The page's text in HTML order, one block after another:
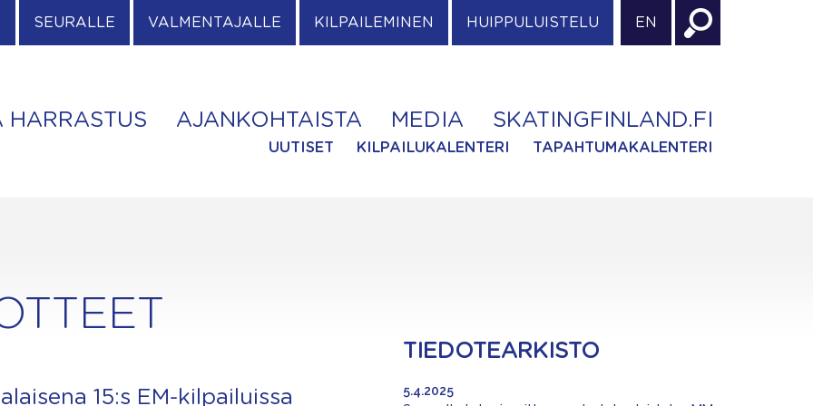
SEURALLE VALMENTAJALLE KILPAILEMINEN HUIPPULUISTELU EN
HARRASTUS AJANKOHTAISTA MEDIA SKATINGFINLAND.FI
UUTISET KILPAILUKALENTERI TAPAHTUMAKALENTERI
15:s EM-kilpailuissa
TIEDOTEARKISTO
5.4.2025